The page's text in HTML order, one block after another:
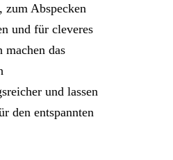
zum Abspecken
und für cleveres
das
und lassen
den entspannten